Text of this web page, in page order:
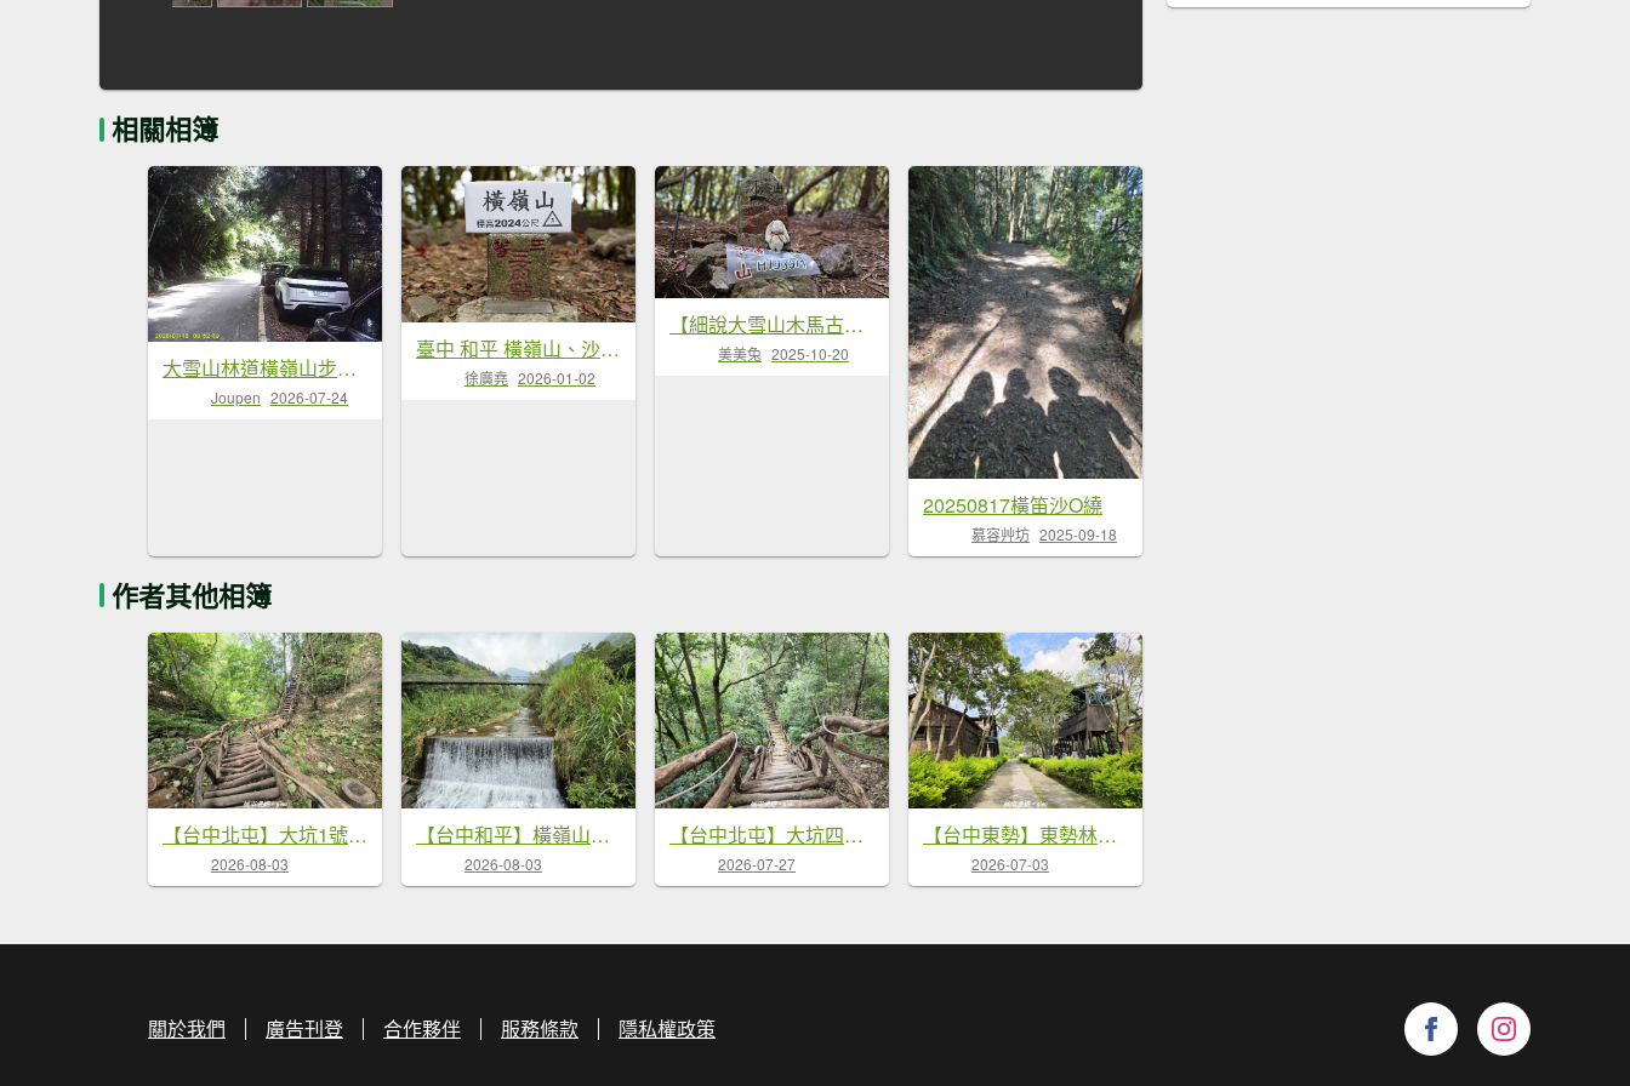
相關相簿
大雪山林道橫嶺山步道、橫嶺山、沙蓮山、笛吹山O繞
Joupen 2026-07-24
臺中 和平 橫嶺山、沙蓮山、笛吹山
徐廣堯 2026-01-02
【細說大雪山木馬古道】橫嶺山、沙蓮山、笛吹山O繞
美美兔 2025-10-20
20250817橫笛沙O繞
慕容艸坊 2025-09-18
作者其他相簿
【台中北屯】大坑1號步道
2026-08-03
【台中和平】橫嶺山自然步道_木馬古道
2026-08-03
【台中北屯】大坑四號步道x頭嵙山
2026-07-27
【台中東勢】東勢林業文化園區x許良宇圖書館
2026-07-03
關於我們 廣告刊登 合作夥伴 服務條款 隱私權政策